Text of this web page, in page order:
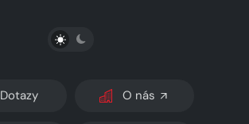
PŘEPNOUT SVĚTLÝ/TMAVÝ REŽIM
Dotazy O nás